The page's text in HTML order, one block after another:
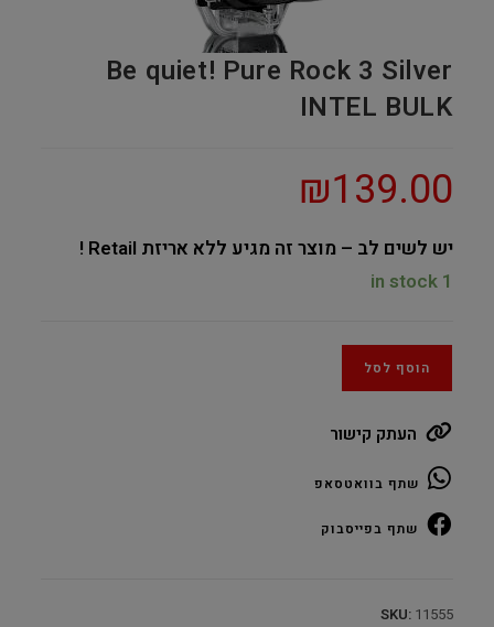
Be quiet! Pure Rock 3 Silver
INTEL BULK
₪139.00
יש לשים לב – מוצר זה מגיע ללא אריזת Retail !
1 in stock
הוסף לסל
העתק קישור
שתף בוואטסאפ
שתף בפייסבוק
SKU: 11555